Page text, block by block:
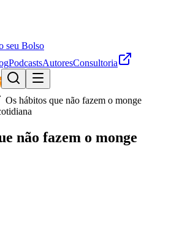
seu Bolso
PodcastsAutoresConsultoria
Os hábitos que não fazem o monge
não fazem o monge